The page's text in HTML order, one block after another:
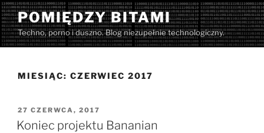
Przejdź
do
treści
POMIĘDZY BITAMI
Techno, porno i duszno. Blog niezupełnie technologiczny.
MIESIĄC: CZERWIEC 2017
OPUBLIKOWANE
W
27 CZERWCA, 2017
Koniec projektu Bananian